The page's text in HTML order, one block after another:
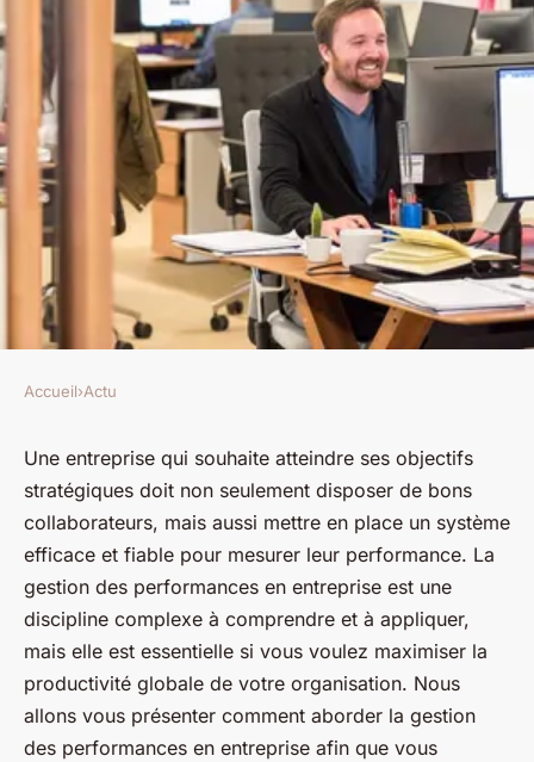
Amélioration des
performances en entreprise :
Guide pour optimiser et
atteindre vos cibles
efficacement
marthe•5 mai 2023•4 min de lecture
Accueil›Actu
Une entreprise qui souhaite atteindre ses objectifs
stratégiques doit non seulement disposer de bons
collaborateurs, mais aussi mettre en place un système
efficace et fiable pour mesurer leur performance. La
gestion des performances en entreprise est une
discipline complexe à comprendre et à appliquer,
mais elle est essentielle si vous voulez maximiser la
productivité globale de votre organisation. Nous
allons vous présenter comment aborder la gestion
des performances en entreprise afin que vous